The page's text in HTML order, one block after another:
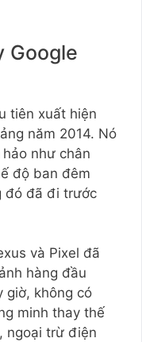
Google
tiên xuất hiện
năm 2014. Nó
như chân
độ ban đêm
đó đã đi trước
và Pixel đã
hàng đầu
giờ, không có
minh thay thế
ngoại trừ điện